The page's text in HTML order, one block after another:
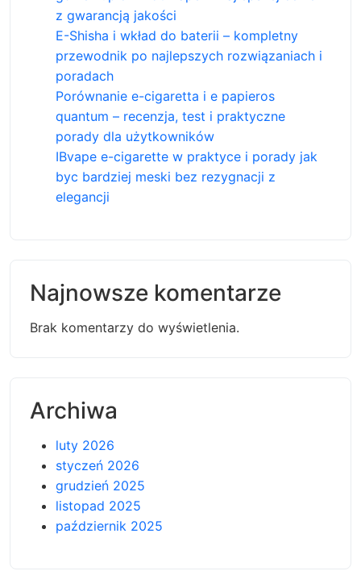
z gwarancją jakości
E-Shisha i wkład do baterii – kompletny
przewodnik po najlepszych rozwiązaniach i
poradach
Porównanie e-cigaretta i e papieros
quantum – recenzja, test i praktyczne
porady dla użytkowników
IBvape e-cigarette w praktyce i porady jak
byc bardziej meski bez rezygnacji z
elegancji
Najnowsze komentarze
Brak komentarzy do wyświetlenia.
Archiwa
luty 2026
styczeń 2026
grudzień 2025
listopad 2025
październik 2025